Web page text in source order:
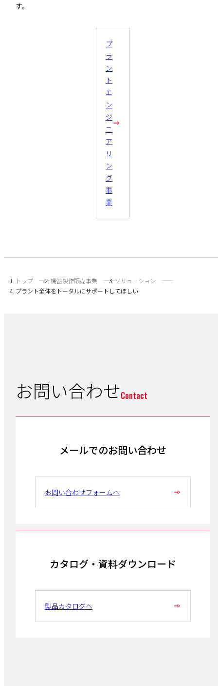
す。
プ
ラ
ン
ト
エ
ン
ジ
ニ
ア
リ
ン
グ
事
業
トップ 機器製作販売事業
ソリューション
プラント全体をトータルにサポートしてほしい
お問い合わせContact
メールでのお問い合わせ
お問い合わせフォームへ
カタログ・資料ダウンロード
製品カタログへ